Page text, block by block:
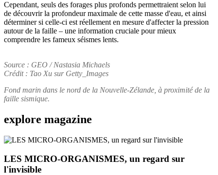
Cependant, seuls des forages plus profonds permettraient selon lui
de découvrir la profondeur maximale de cette masse d'eau, et ainsi
déterminer si celle-ci est réellement en mesure d'affecter la pression
autour de la faille – une information cruciale pour mieux
comprendre les fameux séismes lents.
Source : GEO / Nastasia Michaels
Crédit : Tao Xu sur Getty_Images
Fond marin dans le nord de la Nouvelle-Zélande, à proximité de la
faille sismique.
explore magazine
LES MICRO-ORGANISMES, un regard sur
l'invisible